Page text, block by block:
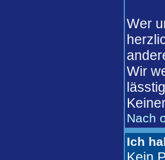
Wer
Wir
Nach
Ich